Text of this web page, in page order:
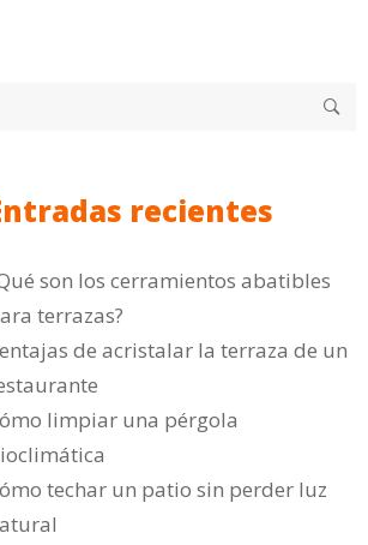
recientes
son los cerramientos abatibles
terrazas?
de acristalar la terraza de un
limpiar una pérgola
techar un patio sin perder luz